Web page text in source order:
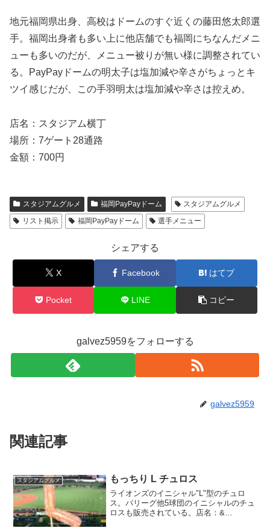
地元福岡県出身、高校はドームのすぐ近くの藤田悠太郎選
手。福岡出身者も多い上に他店舗でも福岡にちなんだメニ
ューも多いのだが、メニュー被りが無い様に調整されてい
る。PayPayドームの明太子は塩加減や辛さがちょっとキ
ツイ感じだが、この手羽明太は塩加減や辛さは控えめ。
店名：スタジアム横丁
場所：7ゲート28通路
金額：700円
スタジアムグルメ 福岡PayPayドーム
スタジアムグルメ
リスト掲示
福岡PayPayドーム 選手メニュー
シェアする
X Facebook はてブ
Pocket LINE コピー
galvez5959をフォローする
galvez5959
関連記事
スタジアムグルメ もっちり L チュロス
ライオンズのイニシャル"L"型のチュロ
ス。パリーグ他5球団のイニシャルのチュ
ロスも販売されている。店名：&